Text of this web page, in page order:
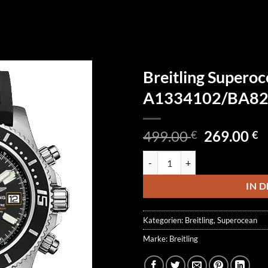
Breitling
A1334102/
499.00€
499.00 €
269.00€
IN
Kategorien: Breitling, Superocean
Marke: Breitling